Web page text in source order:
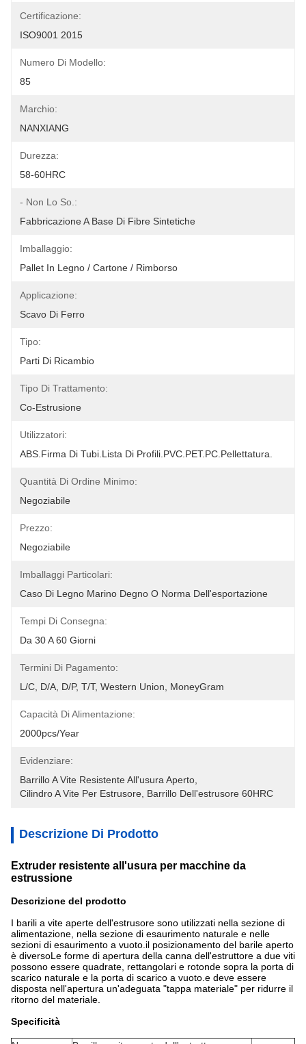
Certificazione:
ISO9001 2015
Numero Di Modello:
85
Marchio:
NANXIANG
Durezza:
58-60HRC
- Non Lo So.:
Fabbricazione A Base Di Fibre Sintetiche
Imballaggio:
Pallet In Legno / Cartone / Rimborso
Applicazione:
Scavo Di Ferro
Tipo:
Parti Di Ricambio
Tipo Di Trattamento:
Co-Estrusione
Utilizzatori:
ABS.Firma Di Tubi.Lista Di Profili.PVC.PET.PC.Pellettatura.
Quantità Di Ordine Minimo:
Negoziabile
Prezzo:
Negoziabile
Imballaggi Particolari:
Caso Di Legno Marino Degno O Norma Dell'esportazione
Tempi Di Consegna:
Da 30 A 60 Giorni
Termini Di Pagamento:
L/C, D/A, D/P, T/T, Western Union, MoneyGram
Capacità Di Alimentazione:
2000pcs/year
Evidenziare:
Barrillo A Vite Resistente All'usura Aperto
Cilindro A Vite Per Estrusore Barrillo Dell'estrusore 60HRC
Descrizione Di Prodotto
Extruder resistente all'usura per macchine da
estrussione
Descrizione del prodotto
I barili a vite aperte dell'estrusore sono utilizzati nella sezione di
alimentazione, nella sezione di esaurimento naturale e nelle
sezioni di esaurimento a vuoto.il posizionamento del barile aperto
è diversoLe forme di apertura della canna dell'estruttore a due viti
possono essere quadrate, rettangolari e rotonde sopra la porta di
scarico naturale e la porta di scarico a vuoto.e deve essere
disposta nell'apertura un'adeguata "tappa materiale" per ridurre il
ritorno del materiale.
Specificità